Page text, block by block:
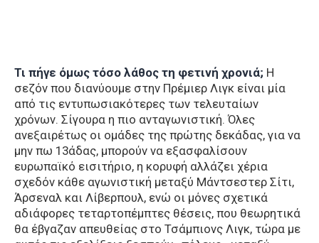
Τι πήγε όμως τόσο λάθος τη φετινή χρονιά; Η
σεζόν που διανύουμε στην Πρέμιερ Λιγκ είναι μία
από τις εντυπωσιακότερες των τελευταίων
χρόνων. Σίγουρα η πιο ανταγωνιστική. Όλες
ανεξαιρέτως οι ομάδες της πρώτης δεκάδας, για να
μην πω 13άδας, μπορούν να εξασφαλίσουν
ευρωπαϊκό εισιτήριο, η κορυφή αλλάζει χέρια
σχεδόν κάθε αγωνιστική μεταξύ Μάντσεστερ Σίτι,
Άρσεναλ και Λίβερπουλ, ενώ οι μόνες σχετικά
αδιάφορες τεταρτοπέμπτες θέσεις, που θεωρητικά
θα έβγαζαν απευθείας στο Τσάμπιονς Λιγκ, τώρα με